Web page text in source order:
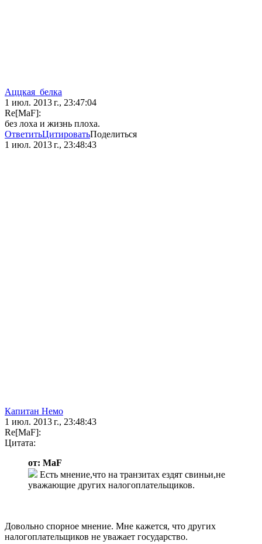
Аццкая_белка
1 июл. 2013 г., 23:47:04
Re[MaF]:
без лоха и жизнь плоха.
ОтветитьЦитироватьПоделиться
1 июл. 2013 г., 23:48:43
Капитан Немо
1 июл. 2013 г., 23:48:43
Re[MaF]:
Цитата:
от: MaF
Есть мнение,что на транзитах ездят свиньи,не
уважающие других налогоплательщиков.
Довольно спорное мнение. Мне кажется, что других
налогоплательщиков не уважает государство.